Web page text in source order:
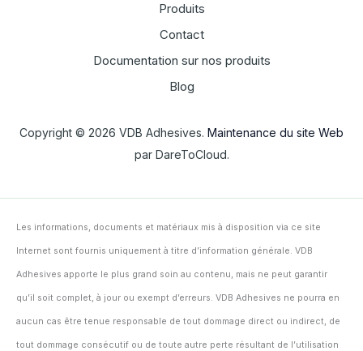
Produits
Contact
Documentation sur nos produits
Blog
Copyright © 2026 VDB Adhesives. Maintenance du site Web
par DareToCloud.
Les informations, documents et matériaux mis à disposition via ce site
Internet sont fournis uniquement à titre d’information générale. VDB
Adhesives apporte le plus grand soin au contenu, mais ne peut garantir
qu’il soit complet, à jour ou exempt d’erreurs. VDB Adhesives ne pourra en
aucun cas être tenue responsable de tout dommage direct ou indirect, de
tout dommage consécutif ou de toute autre perte résultant de l’utilisation